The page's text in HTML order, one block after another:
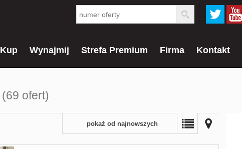
Kup Wynajmij Strefa Premium Firma Kontakt
(69 ofert)
pokaż od najnowszych